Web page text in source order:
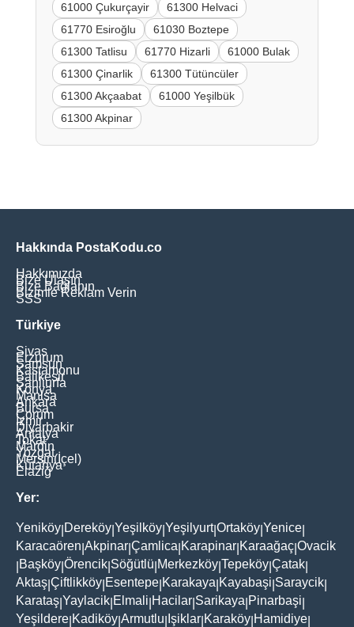
61000 Çukurçayir
61300 Helvaci
61770 Esiroğlu
61030 Boztepe
61300 Tatlisu
61770 Hizarli
61000 Bulak
61300 Çinarlik
61300 Tütüncüler
61300 Akçaabat
61000 Yeşilbük
61300 Akpinar
Hakkında PostaKodu.co
Hakkımızda
Bize Ulaşın
Bize Bağlanın
Bizimle Reklam Verin
SSS
Türkiye
Sivas
Erzurum
Samsun
Kastamonu
Balikesir
Şanliurfa
Konya
Manisa
Ankara
Bursa
Çorum
İzmir
Diyarbakir
Antalya
Tokat
Mardin
Yozgat
Mersin(İçel)
Kütahya
Elaziğ
Yer:
Yeniköy Dereköy Yeşilköy Yeşilyurt|Ortaköy Yenice
Karacaören Akpinar Çamlica Karapinar Karaağaç Ovacik
Başköy Örencik Söğütlü Merkezköy Tepeköy Çatak
Aktaş Çiftlikköy Esentepe Karakaya Kayabaşi Saraycik
Karataş Yaylacik Elmali Hacilar Sarikaya Pinarbaşi
Yeşildere Kadiköy Armutlu Işiklar Karaköy Hamidiye